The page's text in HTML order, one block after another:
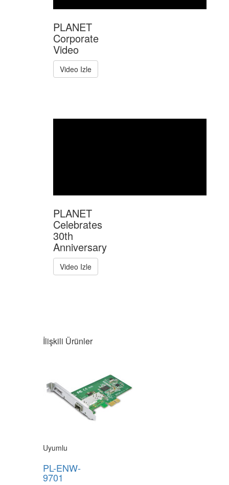
9701
Mamulleri Pazarlama A.Ş.'ne aittir. İzinsiz
kullanmak, kopyalamak ve alıntı yapmak
yasal kovuşturma hakkı doğurur.